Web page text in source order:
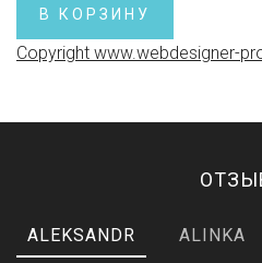
Copyright www.webdesigner-
ALEKSANDR ALINKA